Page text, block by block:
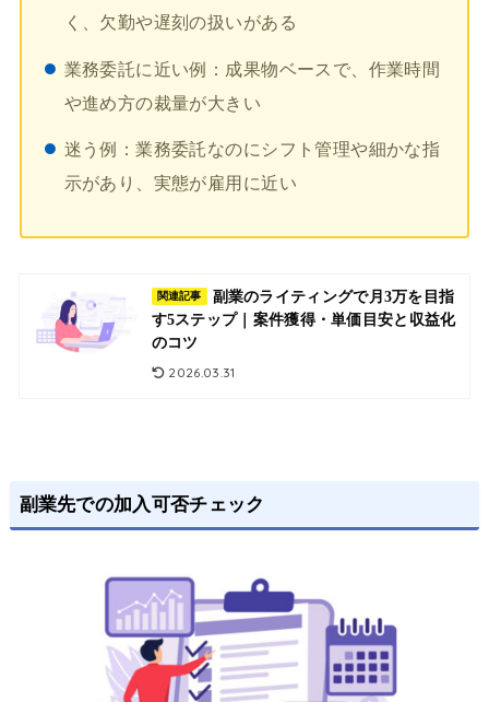
く、欠勤や遅刻の扱いがある
業務委託に近い例：成果物ベースで、作業時間
や進め方の裁量が大きい
迷う例：業務委託なのにシフト管理や細かな指
示があり、実態が雇用に近い
関連記事
副業のライティングで月3万を目指
す5ステップ｜案件獲得・単価目安と収益化
のコツ
2026.03.31
副業先での加入可否チェック